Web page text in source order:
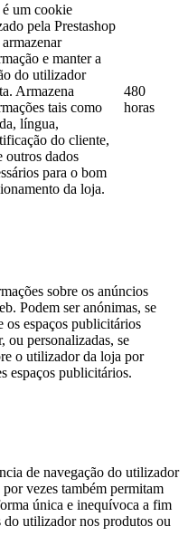
é um cookie
pela Prestashop
e manter a
do utilizador
Armazena
tais como
língua,
do cliente,
outros dados
para o bom
da loja.
480
horas
sobre os anúncios
Podem ser anónimas, se
os espaços publicitários
ou personalizadas, se
o utilizador da loja por
espaços publicitários.
de navegação do utilizador
vezes também permitam
única e inequívoca a fim
do utilizador nos produtos ou